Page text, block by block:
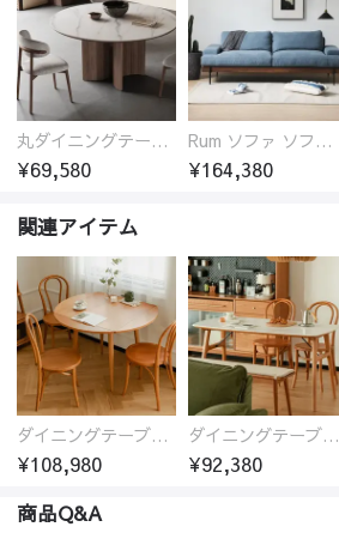
丸ダイニングテーブル セラミック天板 耐熱 キズに強い 丸型 北欧 無垢材 円卓 円型
¥69,580
Rum ソファ ソファー おしゃれ 1人掛け～4人掛け ウォールナットorオーク材フレーム 西海岸風 肘掛
¥164,380
関連アイテム
ダイニングテーブル 円型 角型 食卓 北欧 選べる2サイズ 木製 シンプル 一人暮らし チェリー材
¥108,980
ダイニングテーブル 感 食卓 おしゃれ 北欧 セラミック天板チェリー材 角丸み 食卓テーブル ナチュラル
¥92,380
商品Q&A